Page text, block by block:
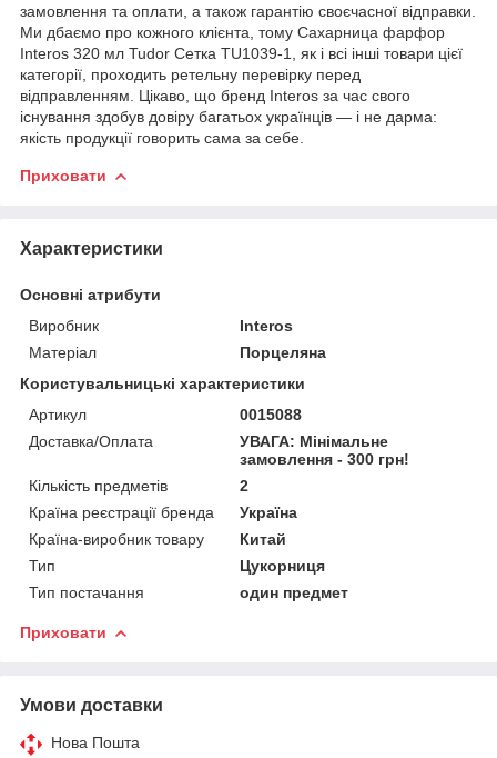
замовлення та оплати, а також гарантію своєчасної відправки.
Ми дбаємо про кожного клієнта, тому Сахарница фарфор
Interos 320 мл Tudor Сетка TU1039-1, як і всі інші товари цієї
категорії, проходить ретельну перевірку перед
відправленням. Цікаво, що бренд Interos за час свого
існування здобув довіру багатьох українців — і не дарма:
якість продукції говорить сама за себе.
Приховати
Характеристики
Основні атрибути
Виробник
Interos
Матеріал
Порцеляна
Користувальницькі характеристики
Артикул
0015088
Доставка/Оплата
УВАГА: Мінімальне
замовлення - 300 грн!
Кількість предметів
2
Країна реєстрації бренда
Україна
Країна-виробник товару
Китай
Тип
Цукорниця
Тип постачання
один предмет
Приховати
Умови доставки
Нова Пошта